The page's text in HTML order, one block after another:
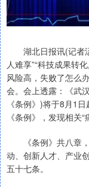
湖北日报讯(记者汤
人难享”“科技成果转
风险高，失败了怎么
会。会上透露：《武
《条例》)将于8月1
《条例》，发现相关“
《条例》共八章，
动、创新人才、产业
五十七条。